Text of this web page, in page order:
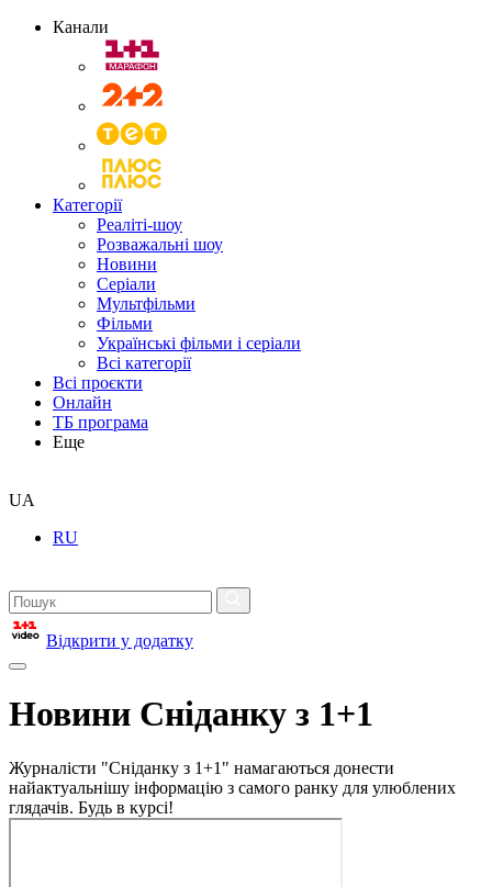
Канали
Категорії
Реаліті-шоу
Розважальні шоу
Новини
Серіали
Мультфільми
Фільми
Українські фільми і серіали
Всі категорії
Всі проєкти
Онлайн
ТБ програма
Еще
UA
RU
Відкрити у додатку
Новини Сніданку з 1+1
Журналісти "Сніданку з 1+1" намагаються донести
найактуальнішу інформацію з самого ранку для улюблених
глядачів. Будь в курсі!